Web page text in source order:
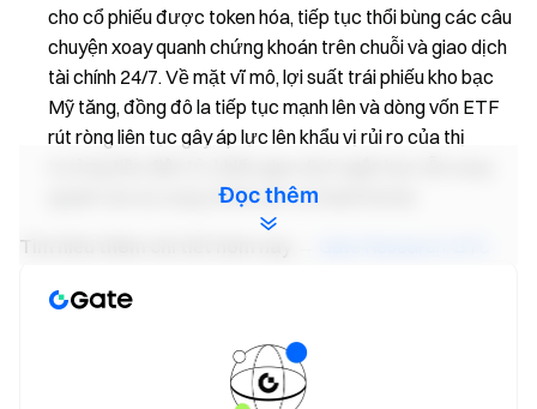
cho cổ phiếu được token hóa, tiếp tục thổi bùng các câu
chuyện xoay quanh chứng khoán trên chuỗi và giao dịch
tài chính 24/7. Về mặt vĩ mô, lợi suất trái phiếu kho bạc
Mỹ tăng, đồng đô la tiếp tục mạnh lên và dòng vốn ETF
rút ròng liên tục gây áp lực lên khẩu vị rủi ro của thị
quanh các kỳ vọng về lãi suất và thanh khoản.
Tìm hiểu thêm chi tiết hôm nay
Miễn Trừ Đổi Mới Cổ Phiếu Token Hóa
là một nền tảng nghiên cứu toàn diện về
blockchain và tiền điện tử, cung cấp nội dung chuyên sâu cho
Đọc thêm